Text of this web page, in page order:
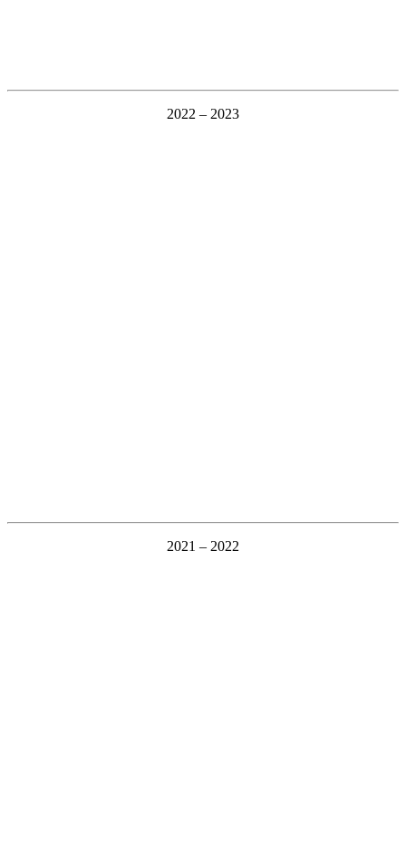
2022 – 2023
2021 – 2022